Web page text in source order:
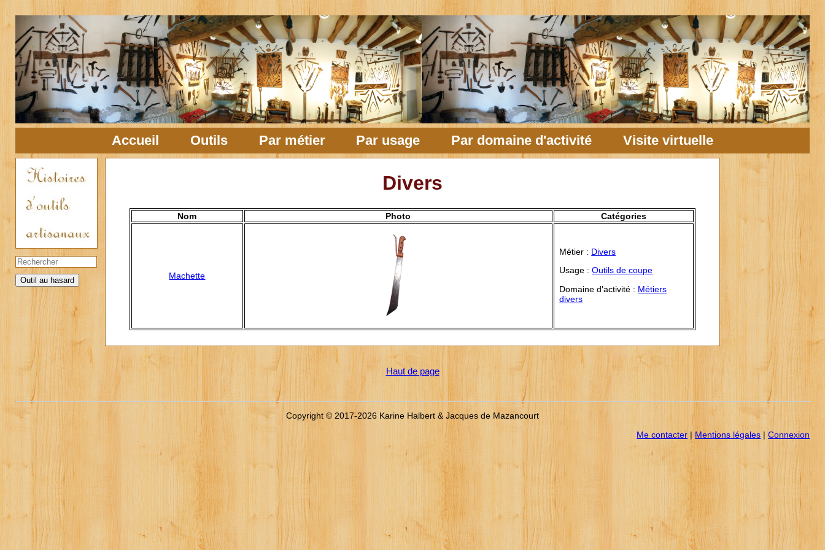
Accueil Outils Par métier Par usage Par domaine d'activité Visite virtuelle
Divers
Nom Photo Catégories
Machette
Métier : Divers
Usage :Outils de coupe
Domaine d'activité : Métiers
divers
Haut de page
Copyright © 2017-2026 Karine Halbert & Jacques de Mazancourt
Me contacter| Mentions légales |Connexion